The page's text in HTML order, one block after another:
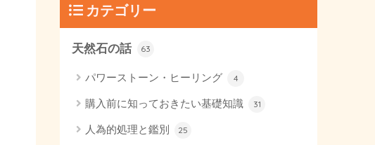
カテゴリー
天然石の話 63
パワーストーン・ヒーリング 4
購入前に知っておきたい基礎知識 31
人為的処理と鑑別 25